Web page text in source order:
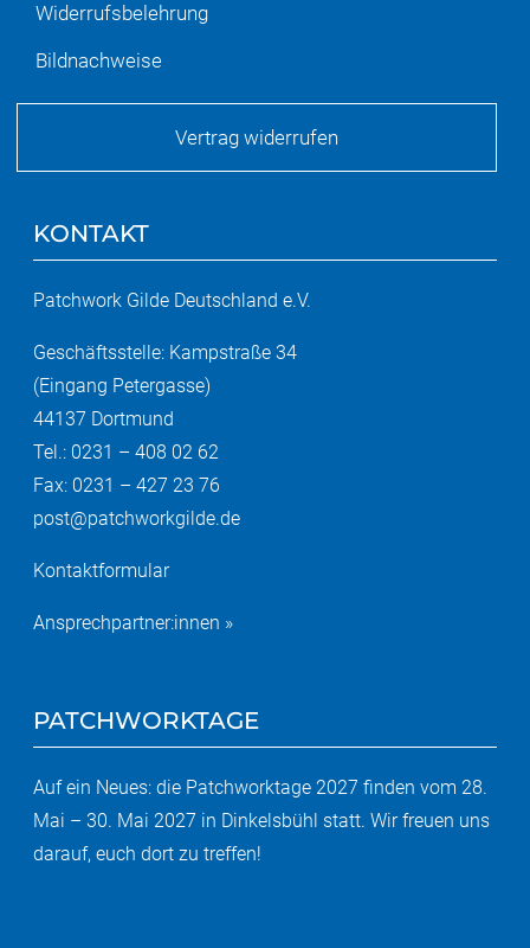
Widerrufsbelehrung
Bildnachweise
Vertrag widerrufen
KONTAKT
Patchwork Gilde Deutschland e.V.
Geschäftsstelle: Kampstraße 34
(Eingang Petergasse)
44137 Dortmund
Tel.: 0231 – 408 02 62
Fax: 0231 – 427 23 76
post@patchworkgilde.de
Kontaktformular
Ansprechpartner:innen »
PATCHWORKTAGE
Auf ein Neues: die Patchworktage 2027 finden vom 28.
Mai – 30. Mai 2027 in Dinkelsbühl statt. Wir freuen uns
darauf, euch dort zu treffen!